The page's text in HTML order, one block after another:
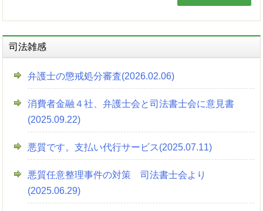
司法雑感
弁護士の懲戒処分審査(2026.02.06)
消費者金融４社、弁護士会と司法書士会に意見書
(2025.09.22)
悪質です。支払い代行サービス(2025.07.11)
悪質任意整理事件の対策 司法書士会より
(2025.06.29)